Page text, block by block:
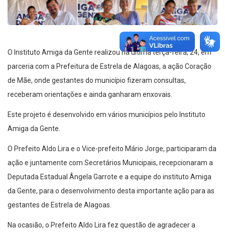
O Instituto Amiga da Gente realizou na última terça-feira, 24, em
parceria com a Prefeitura de Estrela de Alagoas, a ação Coração
de Mãe, onde gestantes do município fizeram consultas,
receberam orientações e ainda ganharam enxovais.
Este projeto é desenvolvido em vários municípios pelo Instituto
Amiga da Gente.
O Prefeito Aldo Lira e o Vice-prefeito Mário Jorge, participaram da
ação e juntamente com Secretários Municipais, recepcionaram a
Deputada Estadual Ângela Garrote e a equipe do instituto Amiga
da Gente, para o desenvolvimento desta importante ação para as
gestantes de Estrela de Alagoas.
Na ocasião, o Prefeito Aldo Lira fez questão de agradecer a